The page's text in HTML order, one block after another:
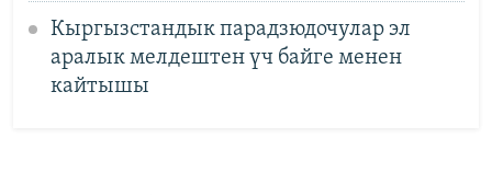
Кыргызстандык парадзюдочулар эл
аралык мелдештен үч байге менен
кайтышы